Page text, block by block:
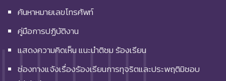
ค้นหาหมายเลขโทรศัพท์
คู่มือการปฏิบัติงาน
แสดงความคิดเห็น แนะนำติชม ร้องเรียน
ช่องทางแจ้งเรื่องร้องเรียนการทุจริตและประพฤติมิชอบ